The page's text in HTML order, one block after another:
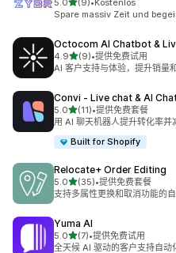
5.0 (9)
总共 9 条评论
•Kostenlos
Spare massiv Zeit und
Octocom AI Chatbot &
4.9星（满分 5 星）
(9)
总共 9 条评论
•提供免费试用
AI 客户支持与体验，提升销量
Convi ‑ Live chat & AI
5.0星（满分 5 星）
(11)
总共 11 条评论
•提供免费套餐
用 AI 聊天机器人提升转化率并
Built for Shopify
Relocate+ Order Editing
5.0星（满分 5 星）
(35)
总共 35 条评论
•提供免费套餐
支持多属性更换和取消功能的
Yuma AI
5.0星（满分 5 星）
(7)
总共 7 条评论
•提供免费试用
全天候 AI 驱动的客户支持自动